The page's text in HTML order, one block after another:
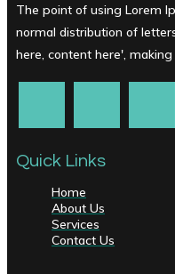
The point of using Lorem
normal distribution of
here, content here',
Quick Links
Home
About Us
Services
Contact Us